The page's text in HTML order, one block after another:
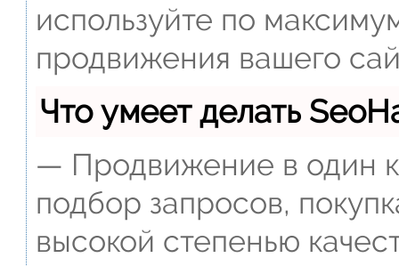
используйте по
продвижения вашего
Что умеет делать
— Продвижение в один
подбор запросов,
высокой степенью